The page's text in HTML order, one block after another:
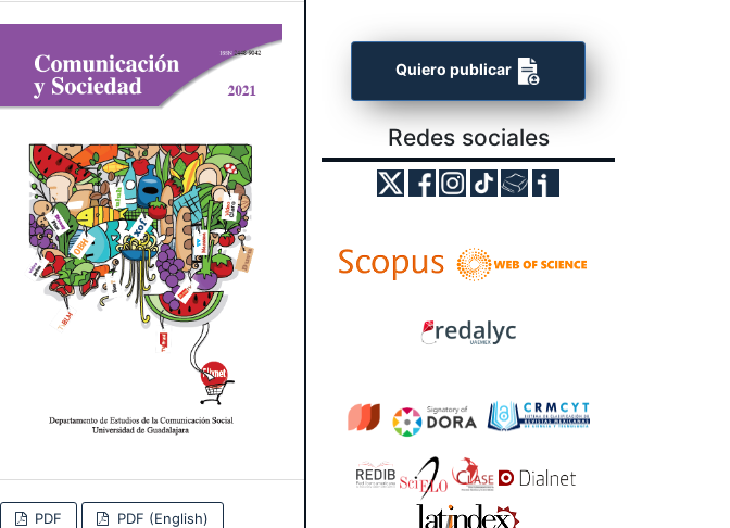
PDF
PDF (English)
Quiero publicar
Redes sociales